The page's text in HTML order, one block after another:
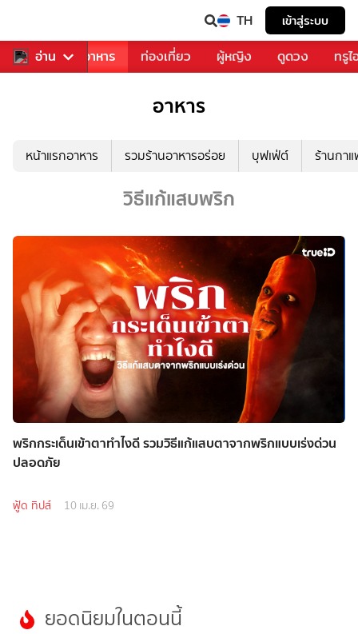
TH เข้าสู่ระบบ
อ่าน
การเพลง อาหาร ท่องเที่ยว ผู้หญิง ดูดวง ทรู
อาหาร
หน้าแรกอาหาร รวมร้านอาหารอร่อย บุฟเฟ่ต์ ร้านกา
วิธีแก้แสบพริก
พริกกระเด็นเข้าตาทำไงดี รวมวิธีแก้แสบตาจากพริกแบบเร่งด่วน
ปลอดภัย
ฟู้ด ทิปส์ 10 เม.ย. 69
ยอดนิยมในตอนนี้